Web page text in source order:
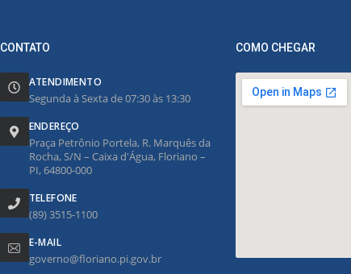
CONTATO
ATENDIMENTO
Segunda à Sexta de 07:30 às 13:30
ENDEREÇO
Praça Petrônio Portela, R. Marquês da
Rocha, S/N – Caixa d'Água, Floriano –
PI, 64800-000
TELEFONE
(89) 3515-1100
E-MAIL
governo@floriano.pi.gov.br
COMO CHEGAR